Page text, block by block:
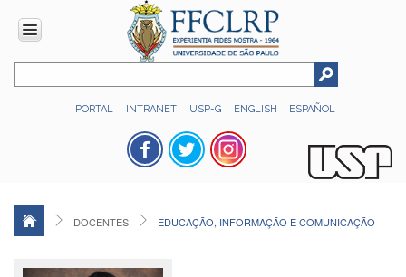
PORTAL INTRANET USP-G ENGLISH ESPAÑOL
INSTITUCIONAL
Histórico
Administração
DOCENTES EDUCAÇÃO, INFORMAÇÃO E COMUNICAÇÃO